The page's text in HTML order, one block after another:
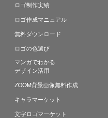
ロゴ制作実績
ロゴ作成マニュアル
無料ダウンロード
ロゴの色選び
マンガでわかる
デザイン活用
ZOOM背景画像無料作成
キャラマーケット
文字ロゴマーケット